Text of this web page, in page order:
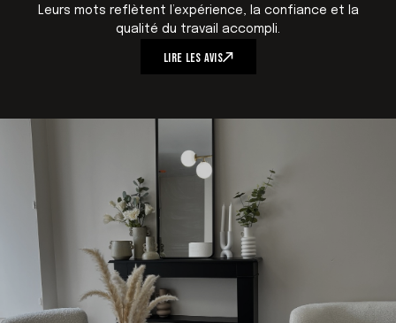
Leurs mots reflètent l’expérience, la confiance et la
qualité du travail accompli.
LIRE LES AVIS